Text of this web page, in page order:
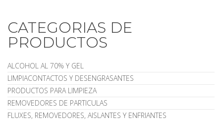
CATEGORIAS DE
PRODUCTOS
ALCOHOL AL 70% Y GEL
LIMPIACONTACTOS Y DESENGRASANTES
PRODUCTOS PARA LIMPIEZA
REMOVEDORES DE PARTICULAS
FLUXES, REMOVEDORES, AISLANTES Y ENFRIANTES